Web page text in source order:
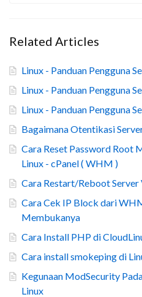
Related Articles
Linux - Panduan Pengguna
Linux - Panduan Pengguna
Linux - Panduan Pengguna
Bagaimana Otentikasi
Cara Reset Password Root
Linux - cPanel ( WHM )
Cara Restart/Reboot Server
Cara Cek IP Block dari
Membukanya
Cara Install PHP di
Cara install smokeping di
Kegunaan ModSecurity
Linux